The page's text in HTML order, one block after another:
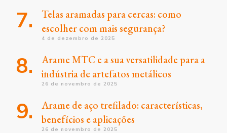
Telas aramadas para cercas: como
escolher com mais segurança?
4 de dezembro de 2025
Arame MTC e a sua versatilidade para a
indústria de artefatos metálicos
26 de novembro de 2025
Arame de aço trefilado: características,
benefícios e aplicações
26 de novembro de 2025